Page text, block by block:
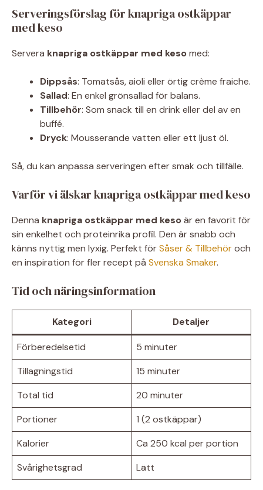
Serveringsförslag för knapriga ostkäppar
med keso
Servera knapriga ostkäppar med kesomed:
Dippsås: Tomatsås, aioli eller örtig crème fraiche.
Sallad: En enkel grönsallad för balans.
Tillbehör: Som snack till en drink eller del av en
buffé.
Dryck: Mousserande vatten eller ett ljust öl.
Så, du kan anpassa serveringen efter smak och tillfälle.
Varför vi älskar knapriga ostkäppar med keso
Denna knapriga ostkäppar med kesoär en favorit för
sin enkelhet och proteinrika profil. Den är snabb och
känns nyttig men lyxig. Perfekt förSåser & Tillbehöroch
en inspiration för fler recept på Svenska Smaker.
Tid och näringsinformation
Kategori Detaljer
Förberedelsetid
5 minuter
Tillagningstid
15 minuter
Total tid
20 minuter
Portioner
1 (2 ostkäppar)
Kalorier
Ca 250 kcal per portion
Svårighetsgrad
Lätt